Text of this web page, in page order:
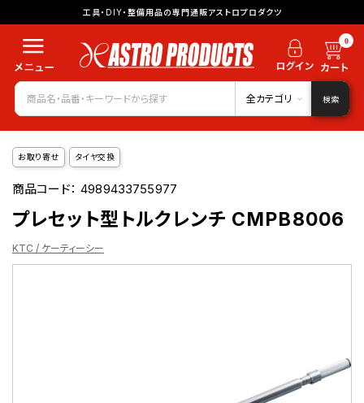
工具・DIY・整備用品の専門通販アストロプロダクツ
0
全カテゴリ 検索
お取り寄せ タイヤ交換
商品コード：4989433755977
プレセット型トルクレンチ CMPB8006
KTC / ケーティーシー